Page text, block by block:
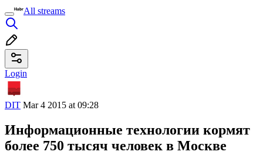
All streams
Login
DIT Mar 4 2015 at 09:28
Информационные технологии кормят
более 750 тысяч человек в Москве